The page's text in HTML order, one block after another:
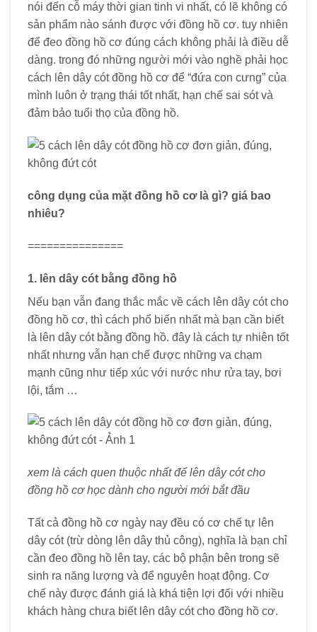
nói đến cỗ máy thời gian tinh vi nhất, có lẽ không có
sản phẩm nào sánh được với đồng hồ cơ. tuy nhiên
để đeo đồng hồ cơ đúng cách không phải là điều dễ
dàng. trong đó những người mới vào nghề phải học
cách lên dây cót đồng hồ cơ để “đứa con cưng” của
mình luôn ở trạng thái tốt nhất, hạn chế sai sót và
đảm bảo tuổi thọ của đồng hồ.
công dụng của mặt đồng hồ cơ là gì? giá bao
nhiêu?
===============
1. lên dây cót bằng đồng hồ
Nếu bạn vẫn đang thắc mắc về cách lên dây cót cho
đồng hồ cơ, thì cách phổ biến nhất mà bạn cần biết
là lên dây cót bằng đồng hồ. đây là cách tự nhiên tốt
nhất nhưng vẫn hạn chế được những va chạm
mạnh cũng như tiếp xúc với nước như rửa tay, bơi
lội, tắm …
xem là cách quen thuộc nhất để lên dây cót cho
đồng hồ cơ học dành cho người mới bắt đầu
Tất cả đồng hồ cơ ngày nay đều có cơ chế tự lên
dây cót (trừ dòng lên dây thủ công), nghĩa là bạn chỉ
cần đeo đồng hồ lên tay, các bộ phận bên trong sẽ
sinh ra năng lượng và để nguyên hoạt động. Cơ
chế này được đánh giá là khá tiện lợi đối với nhiều
khách hàng chưa biết lên dây cót cho đồng hồ cơ.